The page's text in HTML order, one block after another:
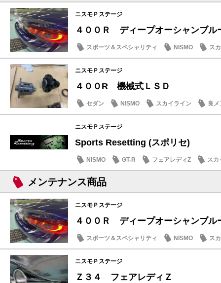
ニスモＰステージ
４００Ｒ ディープオーシャンブ
スポーツ＆スペシャリティ NISMO
ス
愛車
ニスモＰステージ
４００R 機械式ＬＳＤ
セダン NISMO スカイライン 良
ニスモＰステージ
Sports Resetting (スポリセ)
NISMO GT-R フェアレディZ スカ
メンテナンス商品
ニスモＰステージ
４００Ｒ ディープオーシャンブ
スポーツ＆スペシャリティ NISMO
ス
愛車
ニスモＰステージ
Ｚ３４ フェアレディＺ